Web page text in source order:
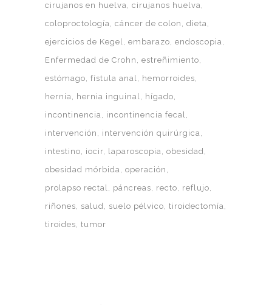
cirujanos en huelva cirujanos huelva
coloproctología cáncer de colon
dieta
ejercicios de Kegel embarazo endoscopia
Enfermedad de Crohn
estreñimiento
estómago fístula anal
hemorroides
hernia
hernia inguinal
hígado
incontinencia
incontinencia fecal
intervención
intervención quirúrgica
intestino
iocir laparoscopia obesidad
obesidad mórbida operación
prolapso rectal
páncreas recto
reflujo
riñones
salud suelo pélvico tiroidectomía
tiroides tumor